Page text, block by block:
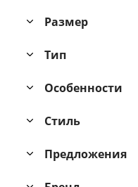
Размер
Тип
Особенности
Стиль
Предложения